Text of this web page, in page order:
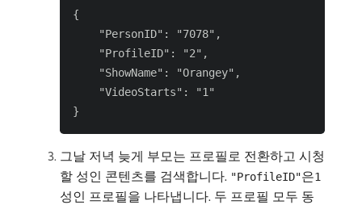
{
    "PersonID": "7078",
    "ProfileID": "2",
    "ShowName": "Orangey",
    "VideoStarts": "1"
그날 저녁 늦게 부모는 프로필로 전환하고 시청
할 성인 콘텐츠를 검색합니다. "ProfileID"은1
성인 프로필을 나타냅니다. 두 프로필 모두 동